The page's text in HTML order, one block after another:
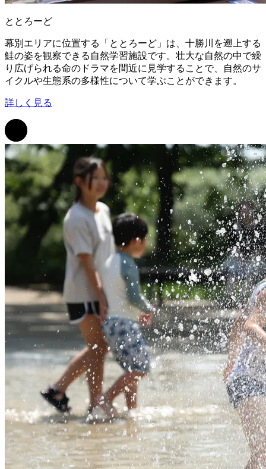
ととろーど
幕別エリアに位置する「ととろーど」は、十勝川を遡上する
鮭の姿を観察できる自然学習施設です。壮大な自然の中で繰
り広げられる命のドラマを間近に見学することで、自然のサ
イクルや生態系の多様性について学ぶことができます。
詳しく見る